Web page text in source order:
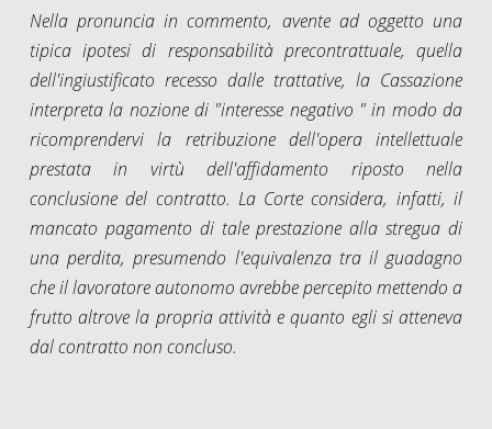
Nella pronuncia in commento, avente ad oggetto una
tipica ipotesi di responsabilità precontrattuale, quella
dell'ingiustificato recesso dalle trattative, la Cassazione
interpreta la nozione di "interesse negativo " in modo da
ricomprendervi la retribuzione dell'opera intellettuale
prestata in virtù dell'affidamento riposto nella
conclusione del contratto. La Corte considera, infatti, il
mancato pagamento di tale prestazione alla stregua di
una perdita, presumendo l'equivalenza tra il guadagno
che il lavoratore autonomo avrebbe percepito mettendo a
frutto altrove la propria attività e quanto egli si atteneva
dal contratto non concluso.